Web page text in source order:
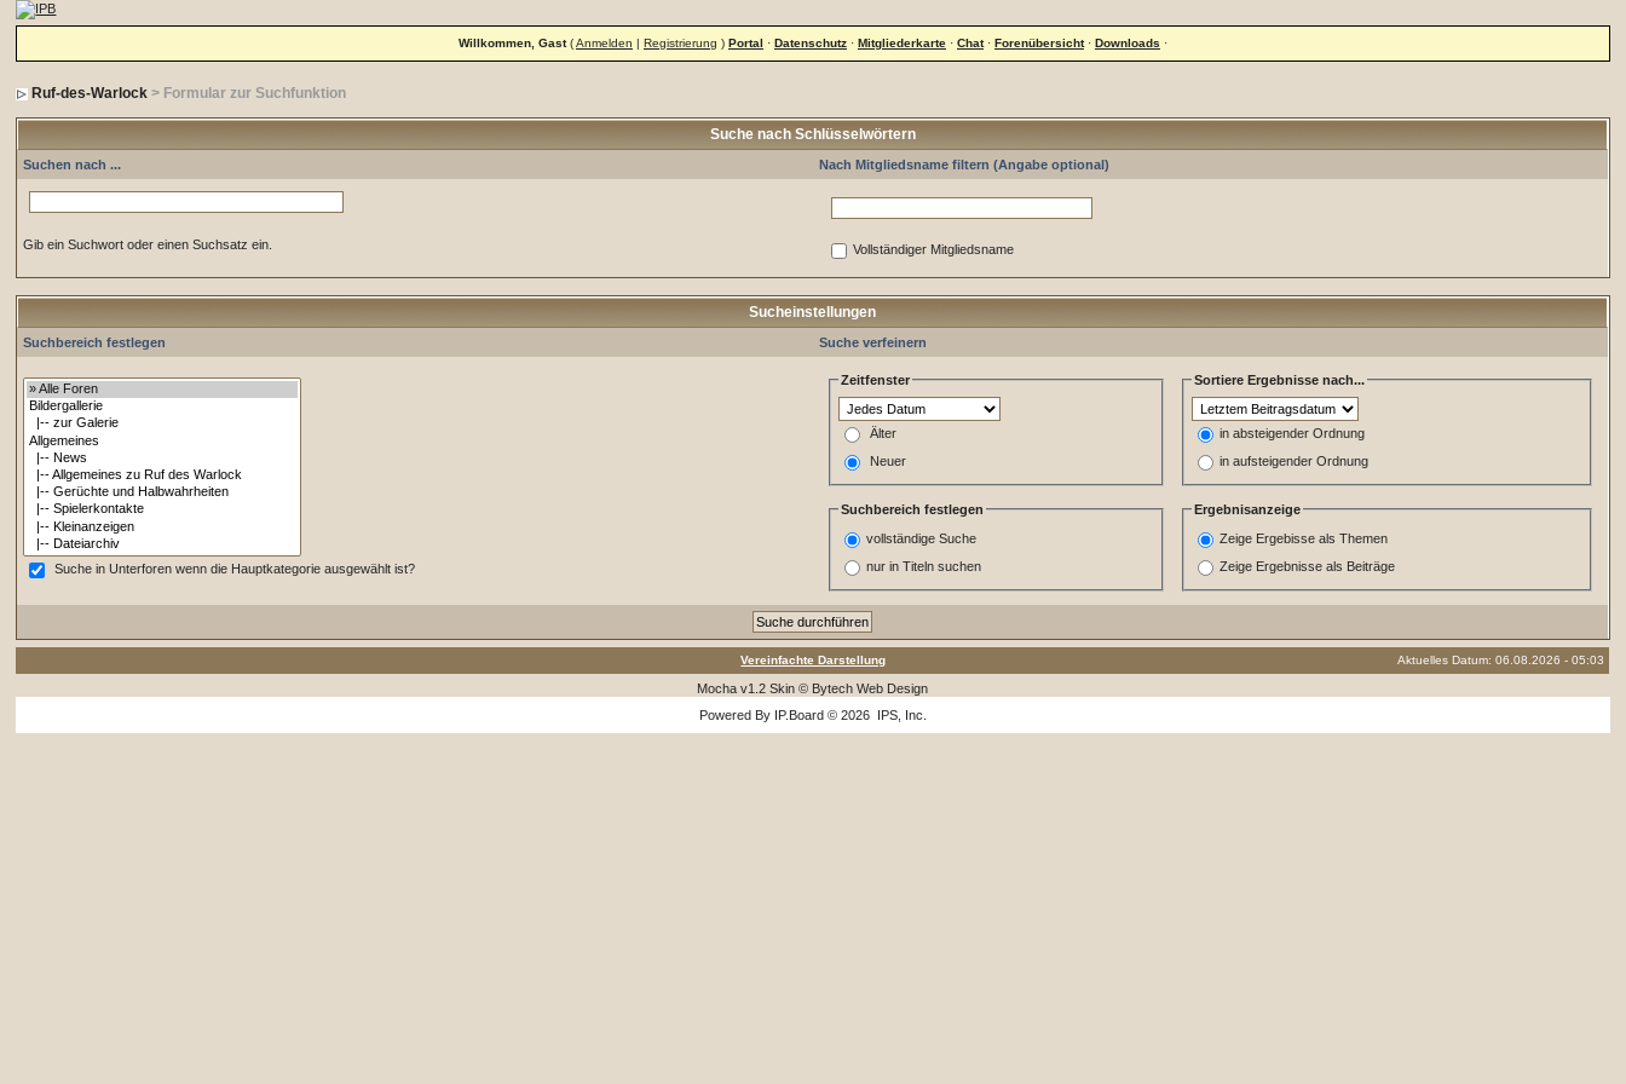
Willkommen, Gast(Anmelden | Registrierung ) Portal · Datenschutz· Mitgliederkarte· Chat· Forenübersicht· Downloads ·
Ruf-des-Warlock > Formular zur Suchfunktion
Suche nach Schlüsselwörtern
Suchen nach ... Nach Mitgliedsname filtern (Angabe optional)
Gib ein Suchwort oder einen Suchsatz ein. Vollständiger Mitgliedsname
Sucheinstellungen
Suchbereich festlegen Suche verfeinern
Suche in Unterforen wenn die Hauptkategorie ausgewählt ist?
Zeitfenster
Älter
Neuer
Sortiere Ergebnisse nach...
in absteigender Ordnung
in aufsteigender Ordnung
Suchbereich festlegen
vollständige Suche
nur in Titeln suchen
Ergebnisanzeige
Zeige Ergebisse als Themen
Zeige Ergebnisse als Beiträge
Vereinfachte Darstellung Aktuelles Datum: 06.08.2026 - 05:03
Mocha v1.2 Skin © Bytech Web Design
Powered By IP.Board© 2026 IPS, Inc